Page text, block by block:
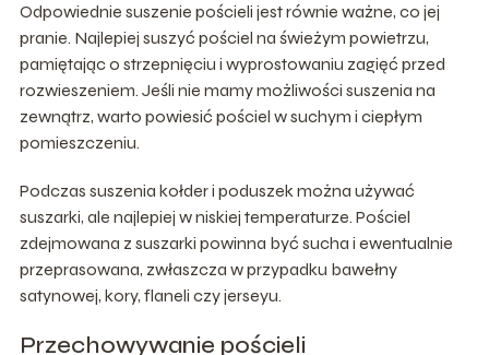
Odpowiednie suszenie pościeli jest równie ważne, co jej
pranie. Najlepiej suszyć pościel na świeżym powietrzu,
pamiętając o strzepnięciu i wyprostowaniu zagięć przed
rozwieszeniem. Jeśli nie mamy możliwości suszenia na
zewnątrz, warto powiesić pościel w suchym i ciepłym
pomieszczeniu.
Podczas suszenia kołder i poduszek można używać
suszarki, ale najlepiej w niskiej temperaturze. Pościel
zdejmowana z suszarki powinna być sucha i ewentualnie
przeprasowana, zwłaszcza w przypadku bawełny
satynowej, kory, flaneli czy jerseyu.
Przechowywanie pościeli